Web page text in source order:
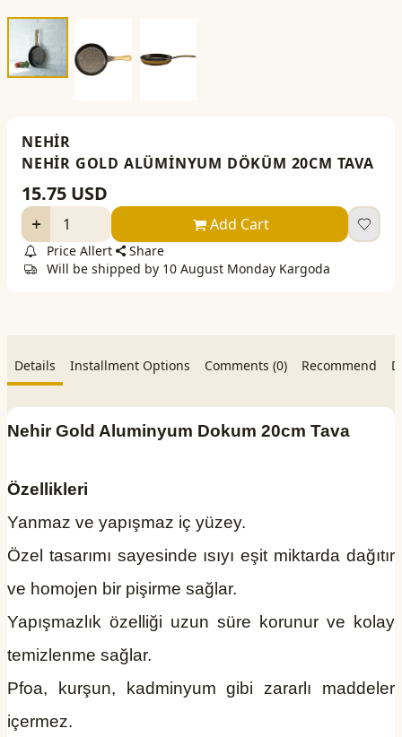
NEHİR
NEHİR GOLD ALÜMİNYUM DÖKÜM 20CM TAVA
15.75 USD
Add Cart
Price Allert
Share
Will be shipped by 10 August Monday Kargoda
Details Installment Options Comments (0) Recommend
Nehir Gold Aluminyum Dokum 20cm Tava
Özellikleri
Yanmaz ve yapışmaz iç yüzey.
Özel tasarımı sayesinde ısıyı eşit miktarda dağıtır
ve homojen bir pişirme sağlar.
Yapışmazlık özelliği uzun süre korunur ve kolay
temizlenme sağlar.
Pfoa, kurşun, kadminyum gibi zararlı maddeler
içermez.